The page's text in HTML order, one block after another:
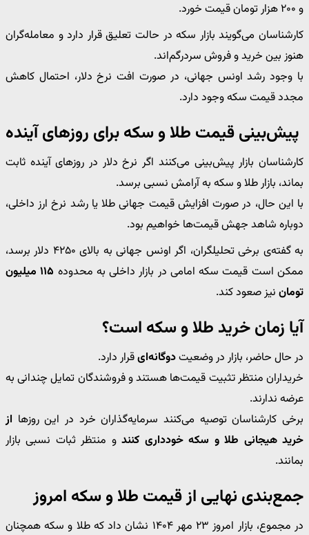
و ۲۰۰ هزار تومان قیمت خورد.
کارشناسان می‌گویند بازار سکه در حالت تعلیق قرار دارد و معامله‌گران
هنوز بین خرید و فروش سردرگم‌اند.
با وجود رشد اونس جهانی، در صورت افت نرخ دلار، احتمال کاهش
مجدد قیمت سکه وجود دارد.
پیش‌بینی قیمت طلا و سکه برای روزهای آینده
کارشناسان بازار پیش‌بینی می‌کنند اگر نرخ دلار در روزهای آینده ثابت
بماند، بازار طلا و سکه به آرامش نسبی برسد.
با این حال، در صورت افزایش قیمت جهانی طلا یا رشد نرخ ارز داخلی،
دوباره شاهد جهش قیمت‌ها خواهیم بود.
به گفته‌ی برخی تحلیلگران، اگر اونس جهانی به بالای ۴۲۵۰ دلار برسد،
ممکن است قیمت سکه امامی در بازار داخلی به محدوده
۱۱۵ میلیون
تومان نیز صعود کند.
آیا زمان خرید طلا و سکه است؟
در حال حاضر، بازار در وضعیتدوگانه‌ایقرار دارد.
خریداران منتظر تثبیت قیمت‌ها هستند و فروشندگان تمایل چندانی به
عرضه ندارند.
برخی کارشناسان توصیه می‌کنند سرمایه‌گذاران خرد در این روزها از
خرید هیجانی طلا و سکه خودداری کنندو منتظر ثبات نسبی بازار
بمانند.
جمع‌بندی نهایی از قیمت طلا و سکه امروز
در مجموع، بازار امروز ۲۳ مهر ۱۴۰۴ نشان داد که طلا و سکه همچنان